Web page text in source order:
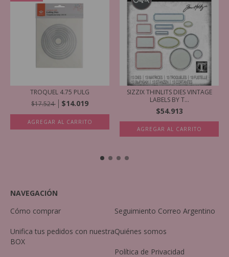
TROQUEL 4.75 PULG
$17.524
$14.019
AGREGAR AL CARRITO
SIZZIX THINLITS DIES VINTAGE
LABELS BY T...
$54.913
NAVEGACIÓN
Cómo comprar
Seguimiento Correo Argentino
Unifica tus pedidos con nuestra
BOX
Quiénes somos
Política de Privacidad